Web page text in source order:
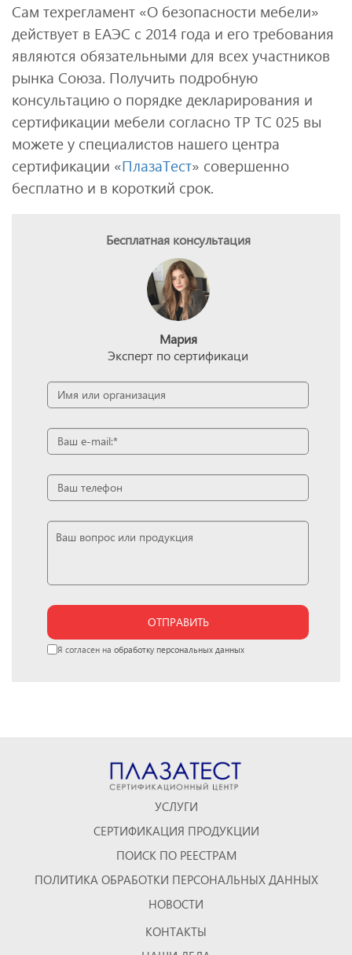
Сам техрегламент «О безопасности мебели»
действует в ЕАЭС с 2014 года и его требования
являются обязательными для всех участников
рынка Союза. Получить подробную
консультацию о порядке декларирования и
сертификации мебели согласно ТР ТС 025 вы
можете у специалистов нашего центра
сертификации «ПлазаТест» совершенно
бесплатно и в короткий срок.
Бесплатная консультация
Мария
Эксперт по сертификаци
ОТПРАВИТЬ
Я согласен на обработку персональных данных
УСЛУГИ
СЕРТИФИКАЦИЯ ПРОДУКЦИИ
ПОИСК ПО РЕЕСТРАМ
ПОЛИТИКА ОБРАБОТКИ ПЕРСОНАЛЬНЫХ ДАННЫХ
НОВОСТИ
КОНТАКТЫ